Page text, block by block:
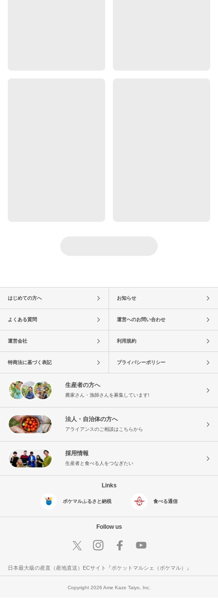
はじめての方へ お知らせ
よくある質問 運営へのお問い合わせ
運営会社 利用規約
特商法に基づく表記 プライバシーポリシー
生産者の方へ
農家さん・漁師さんを募集しています!
法人・自治体の方へ
アライアンスのご相談はこちらから
採用情報
生産者と食べる人をつなぎたい
Links
ポケマルふるさと納税 食べる通信
Follow us
日本最大級の産直（産地直送）ECサイト『ポケットマルシェ（ポケマル）』
Copyright 2026 Ame Kaze Taiyo, Inc.